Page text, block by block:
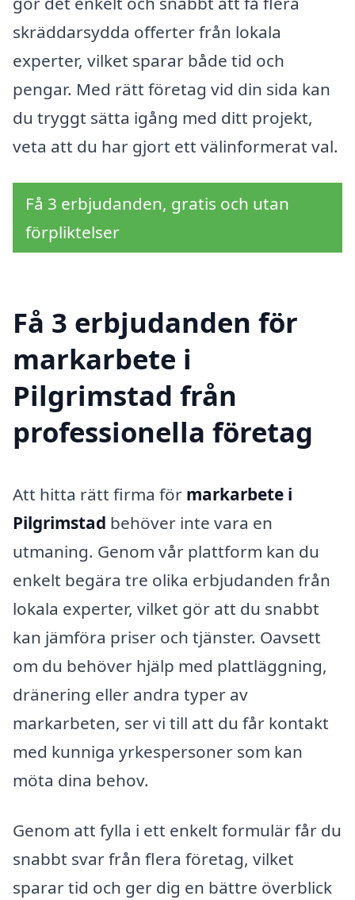
skräddarsydda offerter från lokala
experter, vilket sparar både tid och
pengar. Med rätt företag vid din sida kan
du tryggt sätta igång med ditt projekt,
veta att du har gjort ett välinformerat val.
Få 3 erbjudanden, gratis och utan
förpliktelser
Få 3 erbjudanden för
markarbete i
Pilgrimstad från
professionella företag
Att hitta rätt firma för markarbete i
Pilgrimstad behöver inte vara en
utmaning. Genom vår plattform kan du
enkelt begära tre olika erbjudanden från
lokala experter, vilket gör att du snabbt
kan jämföra priser och tjänster. Oavsett
om du behöver hjälp med plattläggning,
dränering eller andra typer av
markarbeten, ser vi till att du får kontakt
med kunniga yrkespersoner som kan
möta dina behov.
Genom att fylla i ett enkelt formulär får du
snabbt svar från flera företag, vilket
sparar tid och ger dig en bättre överblick